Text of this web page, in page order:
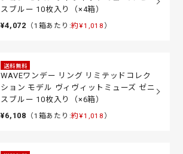
スブルー 10枚入り（×4箱）
¥4,072 （1箱あたり:約¥1,018 ）
送料無料
WAVEワンデー リング リミテッドコレク
ション モデル ヴィヴィットミューズ ゼニ
スブルー 10枚入り（×6箱）
¥6,108 （1箱あたり:約¥1,018 ）